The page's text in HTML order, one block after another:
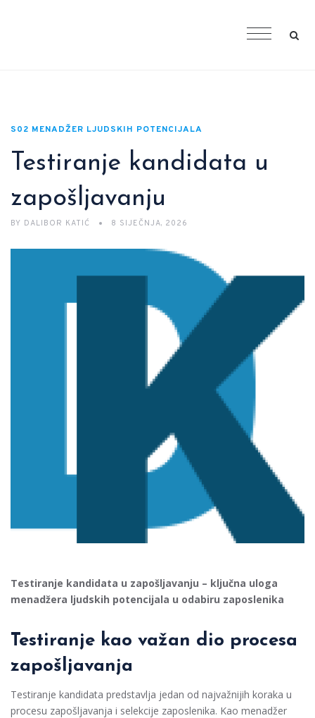
S02 MENADŽER LJUDSKIH POTENCIJALA
Testiranje kandidata u
zapošljavanju
BY DALIBOR KATIĆ 8 SIJEČNJA, 2026
Testiranje kandidata u zapošljavanju – ključna uloga
menadžera ljudskih potencijala u odabiru zaposlenika
Testiranje kao važan dio procesa
zapošljavanja
Testiranje kandidata predstavlja jedan od najvažnijih koraka u
procesu zapošljavanja i selekcije zaposlenika. Kao menadžer